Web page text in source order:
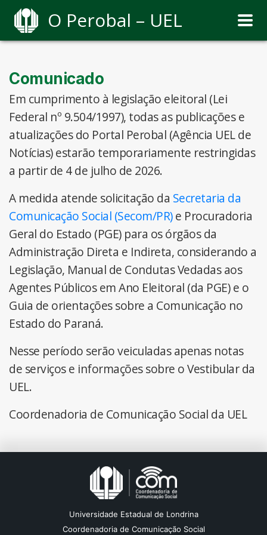
O Perobal – UEL
Comunicado
Em cumprimento à legislação eleitoral (Lei
Federal nº 9.504/1997), todas as publicações e
atualizações do Portal Perobal (Agência UEL de
Notícias) estarão temporariamente restringidas
a partir de 4 de julho de 2026.
A medida atende solicitação da Secretaria da
Comunicação Social (Secom/PR)e Procuradoria
Geral do Estado (PGE) para os órgãos da
Administração Direta e Indireta, considerando a
Legislação, Manual de Condutas Vedadas aos
Agentes Públicos em Ano Eleitoral (da PGE) e o
Guia de orientações sobre a Comunicação no
Estado do Paraná.
Nesse período serão veiculadas apenas notas
de serviços e informações sobre o Vestibular da
UEL.
Coordenadoria de Comunicação Social da UEL
Universidade Estadual de Londrina
Coordenadoria de Comunicação Social